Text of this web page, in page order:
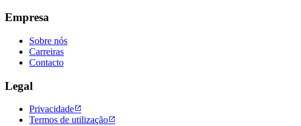
Empresa
Sobre nós
Carreiras
Contacto
Legal
Privacidade
Termos de utilização